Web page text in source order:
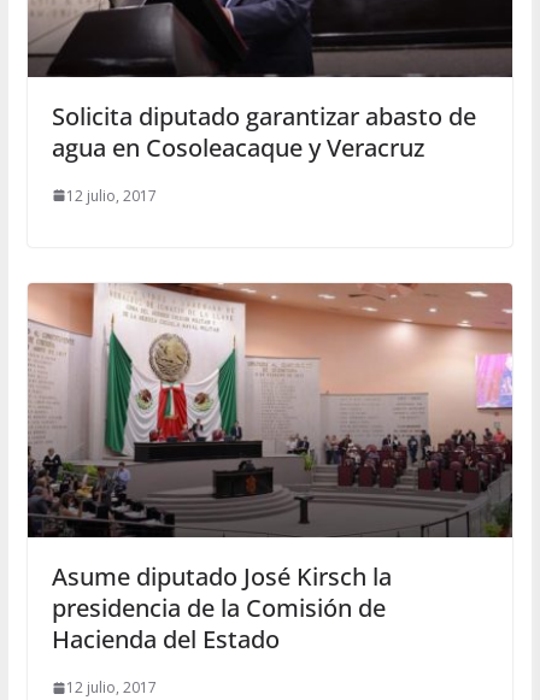
Solicita diputado garantizar abasto de
agua en Cosoleacaque y Veracruz
12 julio, 2017
Asume diputado José Kirsch la
presidencia de la Comisión de
Hacienda del Estado
12 julio, 2017